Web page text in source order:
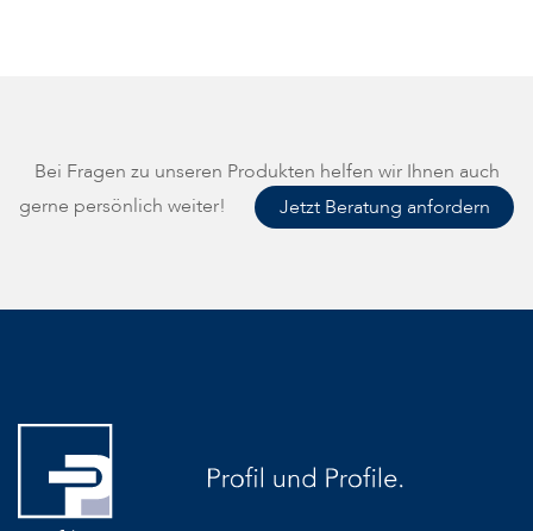
Bei Fragen zu unseren Produkten helfen wir Ihnen auch
gerne persönlich weiter!
Jetzt Beratung anfordern